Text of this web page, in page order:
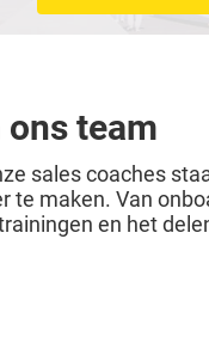
team
sales coaches
te maken. Van
en het